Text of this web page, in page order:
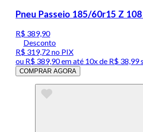
Pneu Passeio 185/60r15 Z
R$ 389,90
Desconto
R$ 319,72 no PIX
ou R$ 389,90em até 10x de R$ 38,99
COMPRAR AGORA